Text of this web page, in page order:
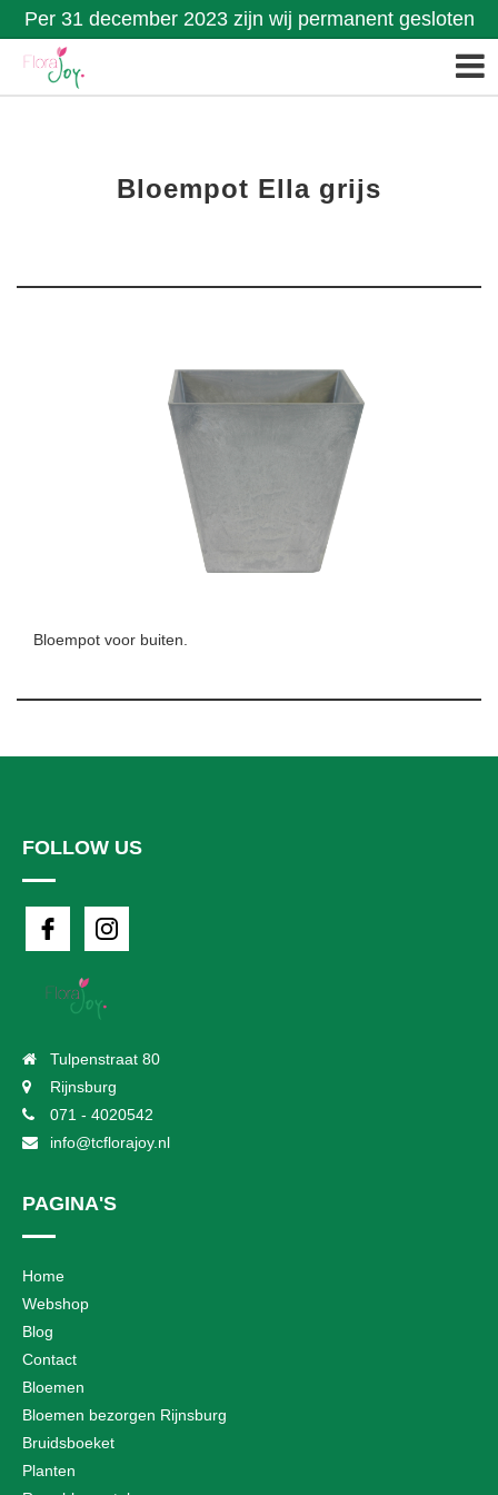
Per 31 december 2023 zijn wij permanent gesloten
Bloempot Ella grijs
Bloempot voor buiten.
FOLLOW US
Tulpenstraat 80
Rijnsburg
071 - 4020542
info@tcflorajoy.nl
PAGINA'S
Home
Webshop
Blog
Contact
Bloemen
Bloemen bezorgen Rijnsburg
Bruidsboeket
Planten